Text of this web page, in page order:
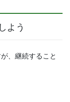
よう
、継続すること